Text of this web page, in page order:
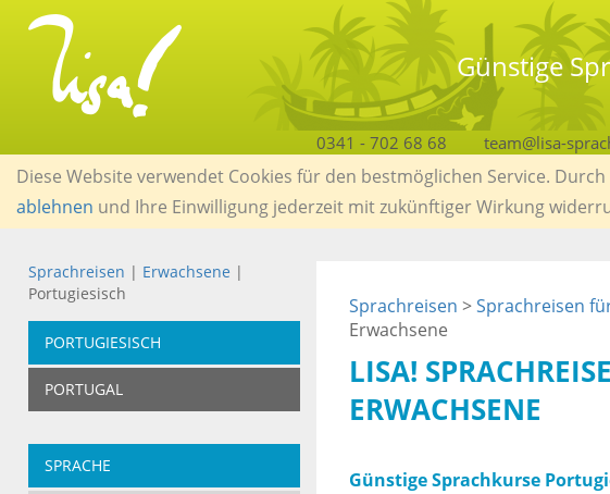
Günstige
0341 - 702 68 68 team@lisa-
Diese Website verwendet Cookies für den bestmöglichen Service.
ablehnen und Ihre Einwilligung jederzeit mit zukünftiger Wirkung
Sprachreisen | Erwachsene |
Portugiesisch
PORTUGIESISCH
PORTUGAL
SPRACHE
Sprachreisen >Sprachreisen
Erwachsene
LISA!
ERWACHSENE
Günstige Sprachkurse